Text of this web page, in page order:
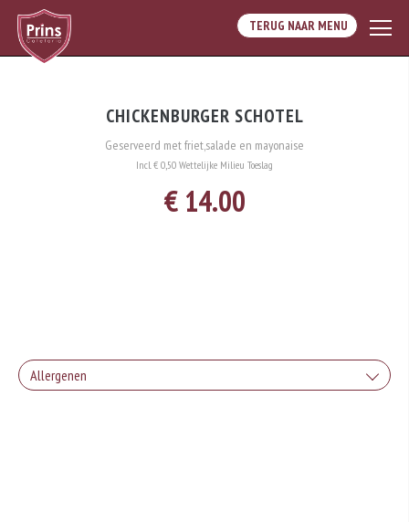
TERUG NAAR MENU
CHICKENBURGER SCHOTEL
Geserveerd met friet,salade en mayonaise
Incl. € 0,50 Wettelijke Milieu Toeslag
€ 14.00
Allergenen